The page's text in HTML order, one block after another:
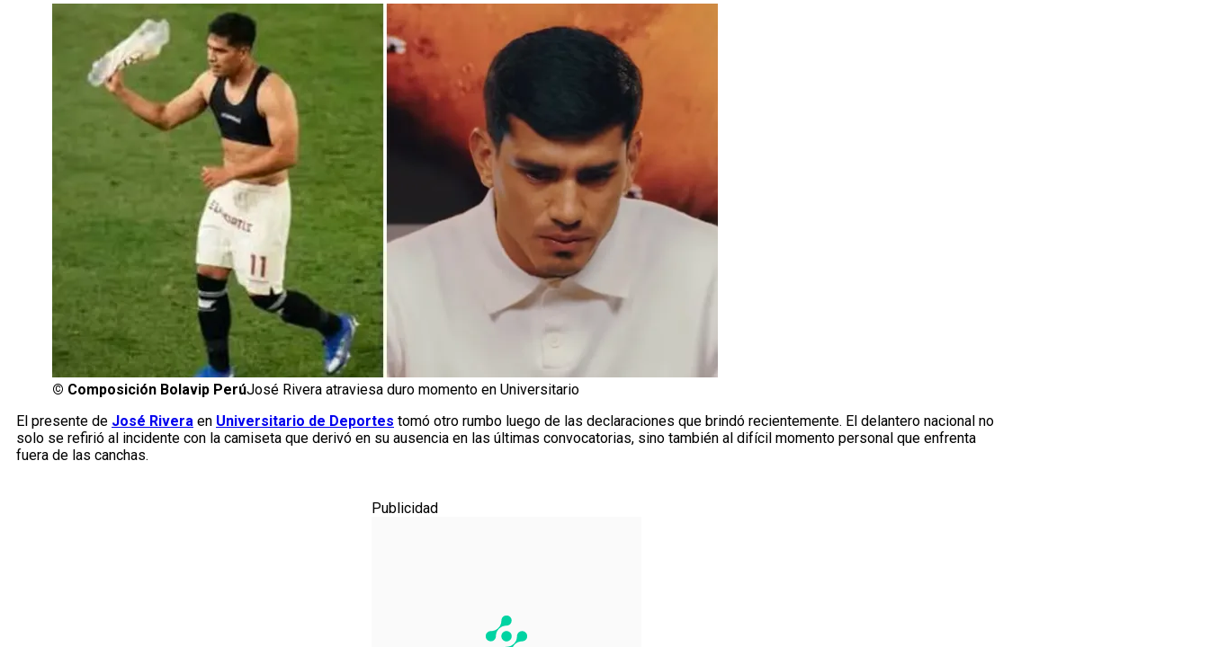
© Composición Bolavip PerúJosé Rivera atraviesa duro momento en Universitario
El presente de José Rivera en Universitario de Deportes tomó otro rumbo luego de las declaraciones que brindó recientemente. El delantero nacional no
solo se refirió al incidente con la camiseta que derivó en su ausencia en las últimas convocatorias, sino también al difícil momento personal que enfrenta
fuera de las canchas.
Publicidad